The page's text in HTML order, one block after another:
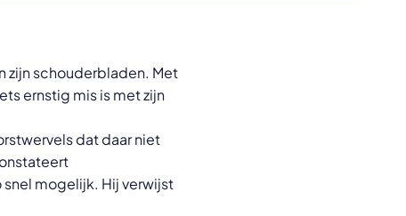
zijn schouderbladen. Met
ernstig mis is met zijn
dat daar niet
mogelijk. Hij verwijst